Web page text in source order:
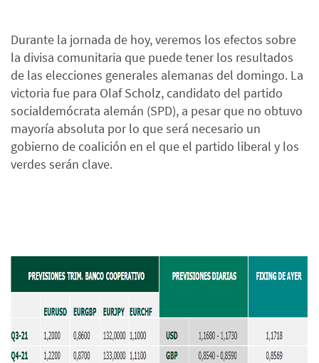
Durante la jornada de hoy, veremos los efectos sobre
la divisa comunitaria que puede tener los resultados
de las elecciones generales alemanas del domingo. La
victoria fue para Olaf Scholz, candidato del partido
socialdemócrata alemán (SPD), a pesar que no obtuvo
mayoría absoluta por lo que será necesario un
gobierno de coalición en el que el partido liberal y los
verdes serán clave.